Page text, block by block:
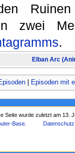
Ruinen
zwei
.
Elban Arc
| Episoden mit
Seite wurde zuletzt am 13.
Base Datenschutz